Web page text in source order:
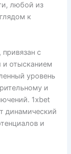
любой из
к
с
и отысканием
уровень
и
1xbet
динамический
и